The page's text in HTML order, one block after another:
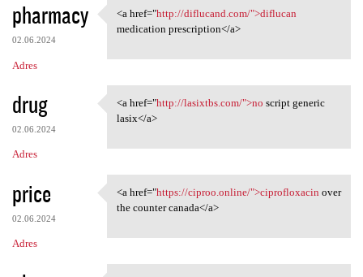
pharmacy
02.06.2024
Adres
<a href="http://diflucand.com
<a href="http://diflucand.com/">diflucan
medication prescription</a>
drug
02.06.2024
Adres
<a href="http://lasixtbs.com/
<a href="http://lasixtbs.com/">no script generic
lasix</a>
price
02.06.2024
Adres
<a href="https://ciproo
<a href="https://ciproo.online/">ciprofloxacin over
the counter canada</a>